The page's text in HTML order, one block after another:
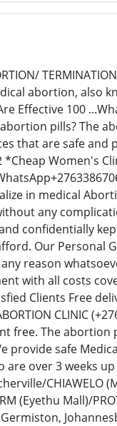
abortion, also
Effective 100
pills? The
that are safe
Women's
in medical
any
confidentially
Our Personal
reason
with all costs
Clients Free
CLINIC
free. The
provide safe
over 3 weeks up
(Eyethu Mall)/